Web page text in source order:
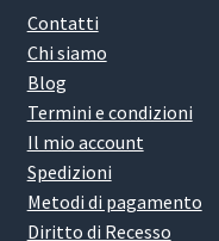
Contatti
Chi siamo
Blog
Termini e condizioni
Il mio account
Spedizioni
Metodi di pagamento
Diritto di Recesso